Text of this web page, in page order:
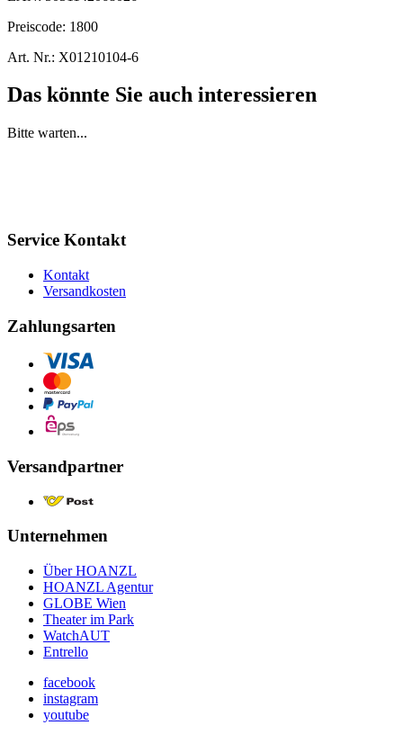
Preiscode: 1800
Art. Nr.: X01210104-6
Das könnte Sie auch interessieren
Bitte warten...
Service Kontakt
Kontakt
Versandkosten
Zahlungsarten
Versandpartner
Unternehmen
Über HOANZL
HOANZL Agentur
GLOBE Wien
Theater im Park
WatchAUT
Entrello
facebook
instagram
youtube